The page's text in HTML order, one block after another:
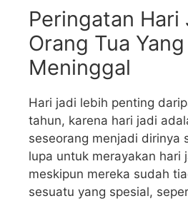
Peringatan Hari
Orang Tua
Meninggal
Hari jadi lebih penting
tahun, karena hari jadi
seseorang menjadi dirinya
lupa untuk merayakan hari
meskipun mereka sudah
sesuatu yang spesial,